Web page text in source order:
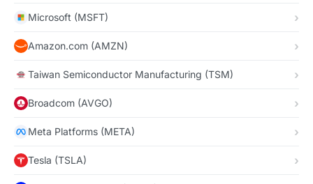
Microsoft (MSFT)
Amazon.com (AMZN)
Taiwan Semiconductor Manufacturing (TSM)
Broadcom (AVGO)
Meta Platforms (META)
Tesla (TSLA)